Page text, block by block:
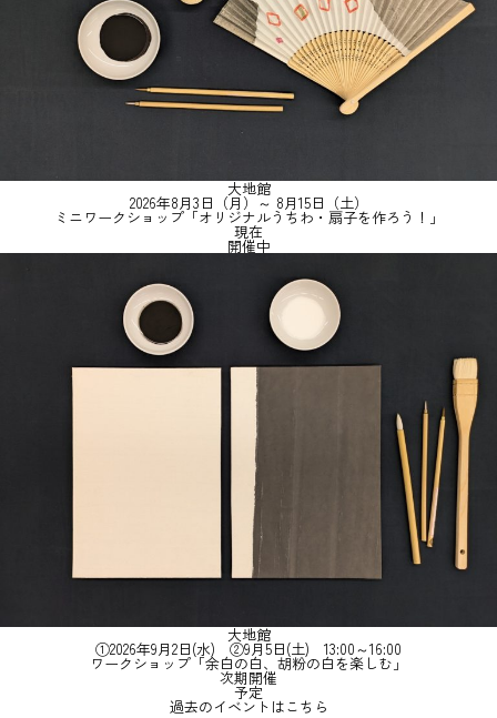
大地館
2026年8月3日（月）～ 8月15日（土）
ミニワークショップ「オリジナルうちわ・扇子を作ろう！」
現在
開催中
大地館
①2026年9月2日(水) ②9月5日(土) 13:00～16:00
ワークショップ「余白の白、胡粉の白を楽しむ」
次期開催
予定
過去のイベントはこちら